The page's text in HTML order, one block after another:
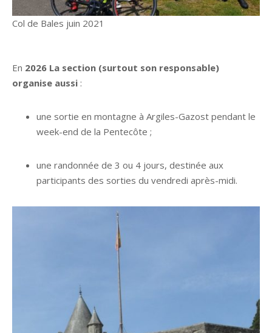
Col de Bales juin 2021
En 2026 La section (surtout son responsable)
organise aussi :
une sortie en montagne à Argiles-Gazost pendant le
week-end de la Pentecôte ;
une randonnée de 3 ou 4 jours, destinée aux
participants des sorties du vendredi après-midi.